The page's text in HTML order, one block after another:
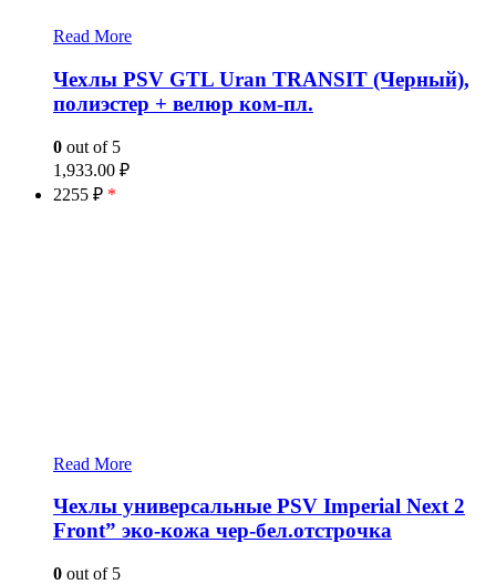
Read More
Чехлы PSV GTL Uran TRANSIT (Черный),
полиэстер + велюр ком-пл.
0 out of 5
1,933.00 ₽
2255 ₽ *
Read More
Чехлы универсальные PSV Imperial Next 2
Front” эко-кожа чер-бел.отстрочка
0 out of 5